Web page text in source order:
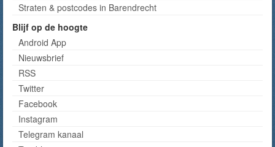
Straten & postcodes in Barendrecht
Blijf op de hoogte
Android App
Nieuwsbrief
RSS
Twitter
Facebook
Instagram
Telegram kanaal